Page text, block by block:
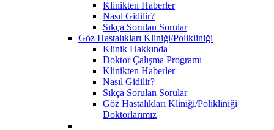
Klinikten Haberler
Nasıl Gidilir?
Sıkça Sorulan Sorular
Göz Hastalıkları Kliniği/Polikliniği
Klinik Hakkında
Doktor Çalışma Programı
Klinikten Haberler
Nasıl Gidilir?
Sıkça Sorulan Sorular
Göz Hastalıkları Kliniği/Polikliniği
Doktorlarımız